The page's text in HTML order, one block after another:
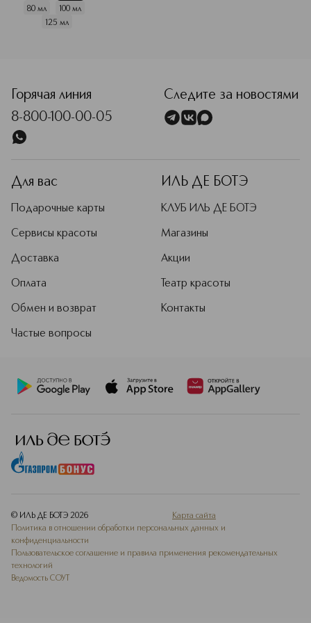
80 мл
100 мл
125 мл
Горячая линия
8-800-100-00-05
Следите за новостями
Для вас
Подарочные карты
Сервисы красоты
Доставка
Оплата
Обмен и возврат
Частые вопросы
ИЛЬ ДЕ БОТЭ
КЛУБ ИЛЬ ДЕ БОТЭ
Магазины
Акции
Театр красоты
Контакты
© ИЛЬ ДЕ БОТЭ 2026
Карта сайта
Политика в отношении обработки персональных данных и
конфиденциальности
Пользовательское соглашение и правила применения рекомендательных
технологий
Ведомость СОУТ